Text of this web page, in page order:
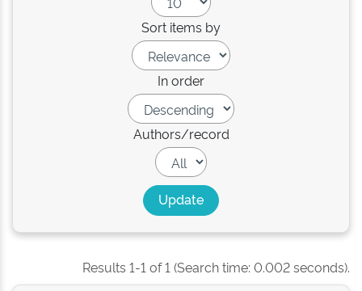
Sort items by
In order
Authors/record
Results 1-1 of 1 (Search time: 0.002 seconds).